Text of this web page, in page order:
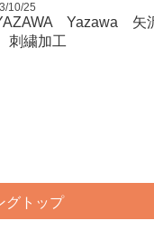
10/25
Yazawa
繍加工
グトップ